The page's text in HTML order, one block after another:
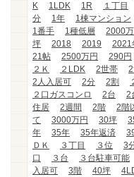
K
1LDK 1R １丁目
分
1年 1棟マンション
1番手
1種低層 2000
坪
2018 2019 2021
21帖
2500万円 290円
２Ｋ
２LDK 2世帯
2人入居可
2分 2割
２口ガスコンロ
2台 2
住居
2週間 2階 2階
て
3000万円 30坪
年
35年 35年返済
ＤＫ
３丁目 ３位 3
口
３台 ３台駐車可能
入居可
3階 40坪